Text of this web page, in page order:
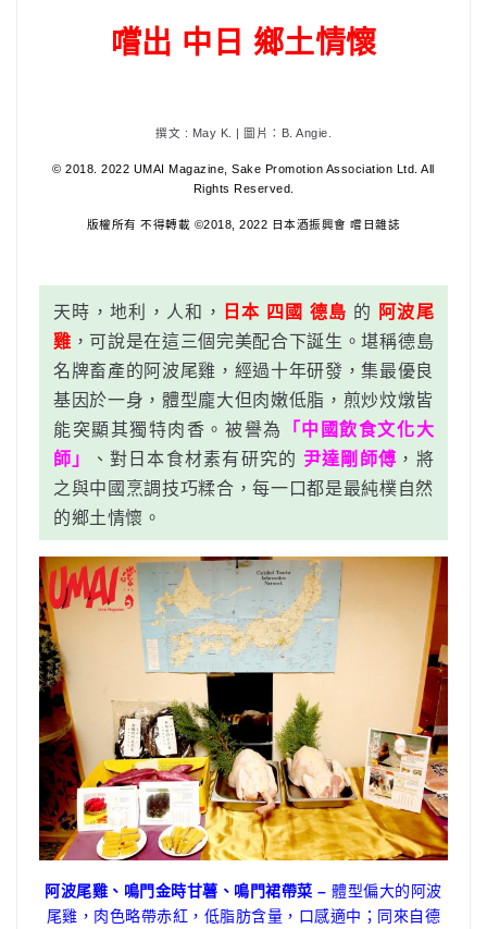
嚐出 中日 鄉土情懷
撰文 : May K. | 圖片：B. Angie.
© 2018. 2022 UMAI Magazine, Sake Promotion Association Ltd. All
Rights Reserved.
版權所有 不得轉載 ©2018, 2022 日本酒振興會 嚐日雜誌
天時，地利，人和， 日本 四國德島 的
阿波尾
雞 ，可說是在這三個完美配合下誕生。堪稱德島
名牌畜產的阿波尾雞，經過十年研發，集最優良
基因於一身，體型龐大但肉嫩低脂，煎炒炆燉皆
能突顯其獨特肉香。被譽為
「中國飲食文化大
師」
、對日本食材素有研究的 尹達剛師傅 ，將
之與中國烹調技巧糅合，每一口都是最純樸自然
的鄉土情懷。
阿波尾雞、鳴門金時甘薯、鳴門裙帶菜 –體型偏大的阿波
尾雞，肉色略帶赤紅，低脂肪含量，口感適中；同來自德